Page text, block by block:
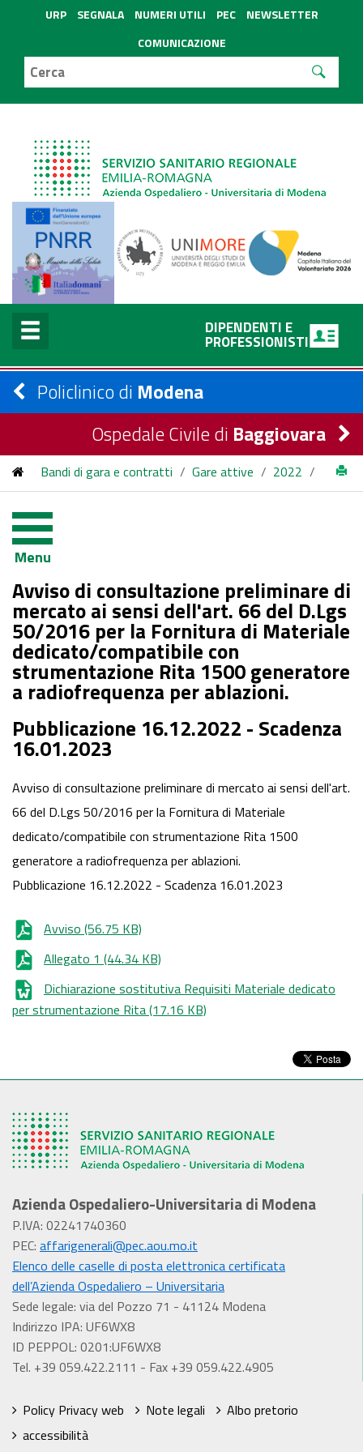
URP SEGNALA NUMERI UTILI PEC
NEWSLETTER
COMUNICAZIONE
DIPENDENTI E
PROFESSIONISTI
Policlinico di Modena
Ospedale Civile di Baggiovara
Bandi di gara e contratti / Gare attive / 2022 /
66 del D.Lgs 50/2016 per la Fornitura di Materiale
dedicato/compatibile con strumentazione Rita 1500
generatore a radiofrequenza per ablazioni.
Menu
Avviso di consultazione preliminare di
mercato ai sensi dell'art. 66 del D.Lgs
50/2016 per la Fornitura di Materiale
dedicato/compatibile con
strumentazione Rita 1500 generatore
a radiofrequenza per ablazioni.
Pubblicazione 16.12.2022 - Scadenza
16.01.2023
Avviso di consultazione preliminare di mercato ai sensi dell'art.
66 del D.Lgs 50/2016 per la Fornitura di Materiale
dedicato/compatibile con strumentazione Rita 1500
generatore a radiofrequenza per ablazioni.
Pubblicazione 16.12.2022 - Scadenza 16.01.2023
Avviso (56.75 KB)
Allegato 1 (44.34 KB)
Dichiarazione sostitutiva Requisiti Materiale dedicato
per strumentazione Rita(17.16 KB)
Azienda Ospedaliero-Universitaria di Modena
P.IVA: 02241740360
PEC: affarigenerali@pec.aou.mo.it
Elenco delle caselle di posta elettronica certificata
dell’Azienda Ospedaliero – Universitaria
Sede legale: via del Pozzo 71 - 41124 Modena
Indirizzo IPA: UF6WX8
ID PEPPOL: 0201:UF6WX8
Tel. +39 059.422.2111 - Fax +39 059.422.4905
Policy Privacy web Note legali
Albo pretorio
accessibilità